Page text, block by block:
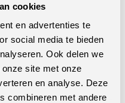
cookies
en advertenties te
social media te bieden
Ook delen we
site met onze
en analyse. Deze
combineren met andere
zingen en heeft ze
Omdat ze in deze
heeft ze ook
met zingen
haar was